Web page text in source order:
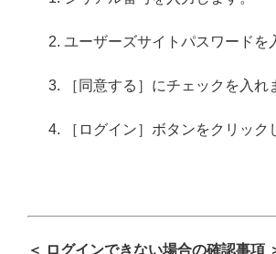
ユーザーズサイトパスワードを
［同意する］にチェックを入れ
［ログイン］ボタンをクリック
＜ ログインできない場合の確認事項